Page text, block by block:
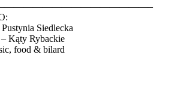
Siedlecka
Kąty Rybackie
food & bilard